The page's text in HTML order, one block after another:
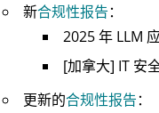
新合规性报告：
2025 年 LLM
[加拿大] IT 安
更新的合规性报告：